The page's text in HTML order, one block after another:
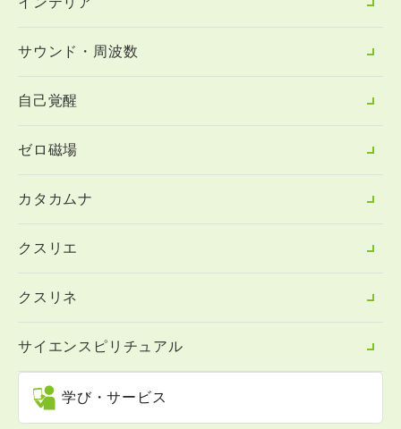
サウンド・周波数
自己覚醒
ゼロ磁場
カタカムナ
クスリエ
クスリネ
サイエンスピリチュアル
学び・サービス